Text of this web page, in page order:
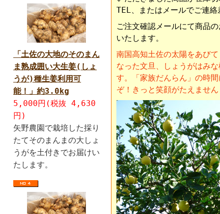
「土佐の大地のそのまん
ま熟成囲い大生姜(しょ
うが)種生姜利用可
能！」約3.0kg
5,000円(税抜 4,630
円)
矢野農園で栽培した採り
たてそのまんまの大しょ
うがを土付きでお届けい
たします。
TEL、またはメールでご連
ご注文確認メールにて商品
いたします。
南国高知土佐の太陽をあび
なった文旦、しょうがはみ
す。「家族だんらん」の時
ぞ！きっと笑顔がたえませ